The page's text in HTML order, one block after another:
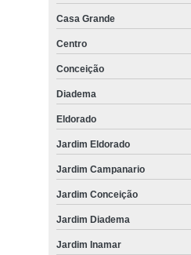
Casa Grande
Centro
Conceição
Diadema
Eldorado
Jardim Eldorado
Jardim Campanario
Jardim Conceição
Jardim Diadema
Jardim Inamar